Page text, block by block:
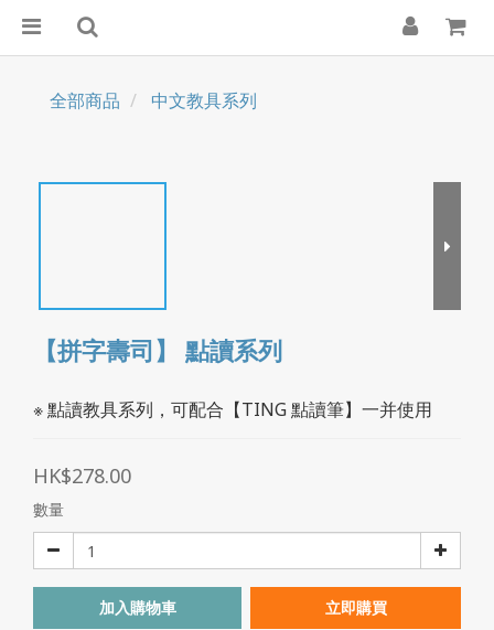
全部商品 中文教具系列
【拼字壽司】 點讀系列
※ 點讀教具系列，可配合【TING 點讀筆】一并使用
HK$278.00
數量
加入購物車 立即購買